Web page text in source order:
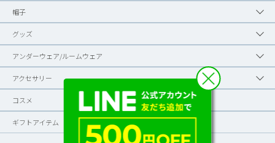
帽子
グッズ
アンダーウェア/ルームウェア
アクセサリー
コスメ
ギフトアイテム